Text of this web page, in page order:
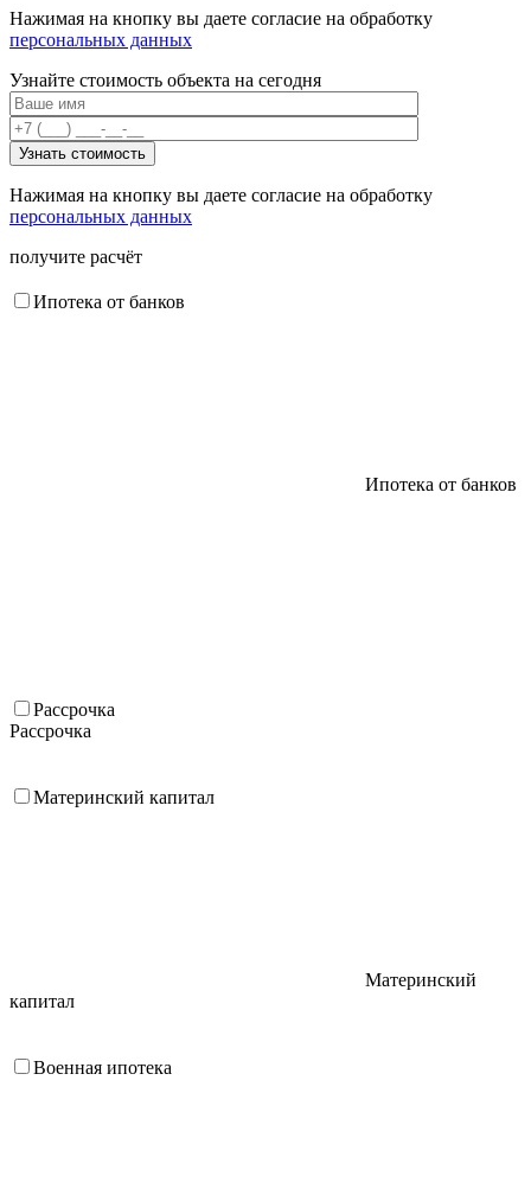
Нажимая на кнопку вы даете согласие на обработку
персональных данных
Узнайте стоимость объекта на сегодня
Нажимая на кнопку вы даете согласие на обработку
персональных данных
получите расчёт
Ипотека от банков
Ипотека от банков
Рассрочка
Рассрочка
Материнский капитал
Материнский
капитал
Военная ипотека